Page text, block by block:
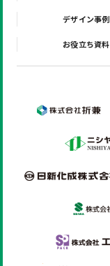
デザイン事例
お役立ち資料